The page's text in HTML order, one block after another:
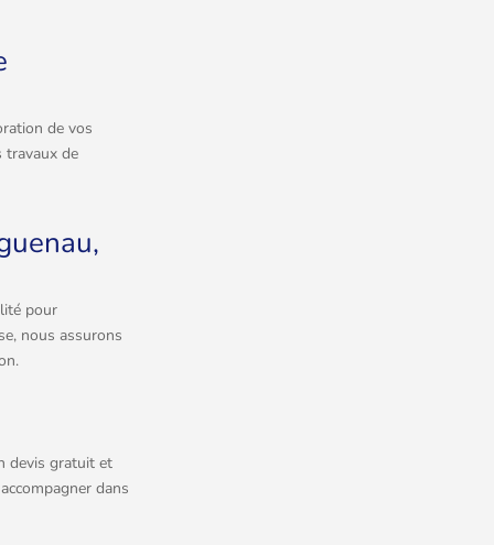
de vos
travaux de
pour
nous assurons
devis gratuit et
dans